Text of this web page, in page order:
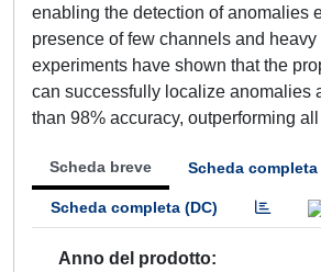
enabling the detection of anomalies
presence of few channels and
experiments have shown that the
can successfully localize anomalies
than 98% accuracy, outperforming
Scheda breve Scheda completa
Scheda completa (DC)
Anno del prodotto